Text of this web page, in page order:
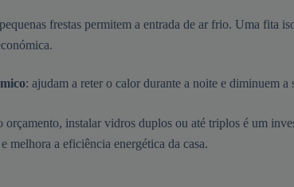
frestas permitem a entrada de ar frio. Uma fita
: ajudam a reter o calor durante a noite e diminuem a
orçamento, instalar vidros duplos ou até triplos é um
melhora a eficiência energética da casa.